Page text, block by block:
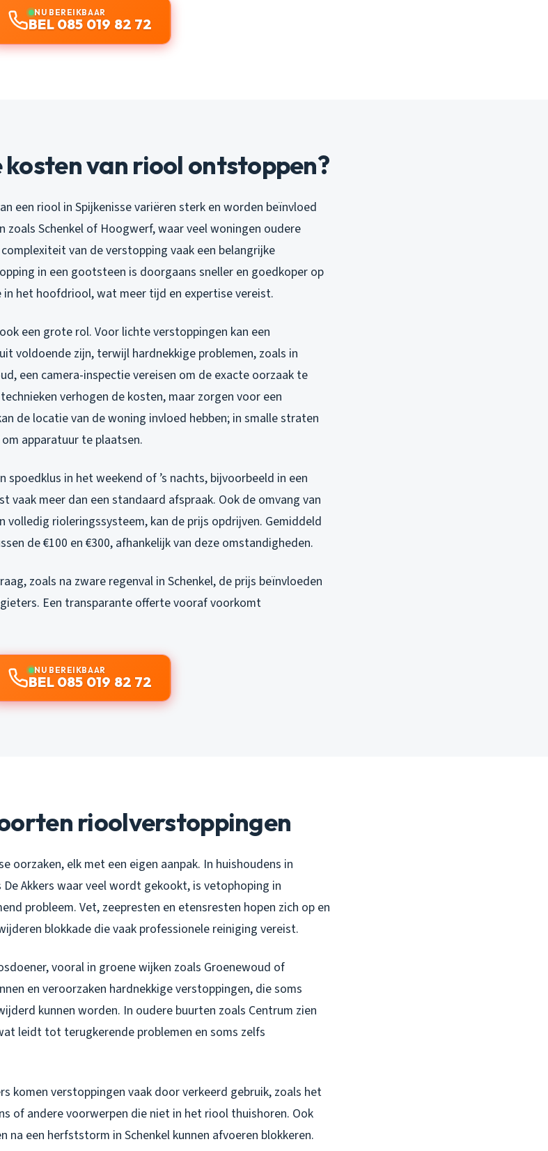
NU BEREIKBAAR
BEL 085 019 82 72
van riool ontstoppen?
een riool in Spijkenisse variëren sterk en worden beïnvloed
Schenkel of Hoogwerf, waar veel woningen oudere
van de verstopping vaak een belangrijke
in een gootsteen is doorgaans sneller en goedkoper op
in het hoofdriool, wat meer tijd en expertise vereist.
een grote rol. Voor lichte verstoppingen kan een
voldoende zijn, terwijl hardnekkige problemen, zoals in
een camera-inspectie vereisen om de exacte oorzaak te
verhogen de kosten, maar zorgen voor een
de locatie van de woning invloed hebben; in smalle straten
apparatuur te plaatsen.
spoedklus in het weekend of ’s nachts, bijvoorbeeld in een
vaak meer dan een standaard afspraak. Ook de omvang van
volledig rioleringssysteem, kan de prijs opdrijven. Gemiddeld
de €100 en €300, afhankelijk van deze omstandigheden.
zoals na zware regenval in Schenkel, de prijs beïnvloeden
Een transparante offerte vooraf voorkomt
NU BEREIKBAAR
BEL 085 019 82 72
rioolverstoppingen
oorzaken, elk met een eigen aanpak. In huishoudens in
Akkers waar veel wordt gekookt, is vetophoping in
probleem. Vet, zeepresten en etensresten hopen zich op en
blokkade die vaak professionele reiniging vereist.
vooral in groene wijken zoals Groenewoud of
en veroorzaken hardnekkige verstoppingen, die soms
kunnen worden. In oudere buurten zoals Centrum zien
leidt tot terugkerende problemen en soms zelfs
komen verstoppingen vaak door verkeerd gebruik, zoals het
of andere voorwerpen die niet in het riool thuishoren. Ook
na een herfststorm in Schenkel kunnen afvoeren blokkeren.